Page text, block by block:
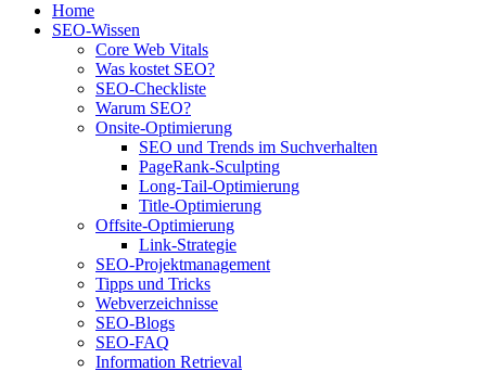
Home
SEO-Wissen
Core Web Vitals
Was kostet SEO?
SEO-Checkliste
Warum SEO?
Onsite-Optimierung
SEO und Trends im Suchverhalten
PageRank-Sculpting
Long-Tail-Optimierung
Title-Optimierung
Offsite-Optimierung
Link-Strategie
SEO-Projektmanagement
Tipps und Tricks
Webverzeichnisse
SEO-Blogs
SEO-FAQ
Information Retrieval